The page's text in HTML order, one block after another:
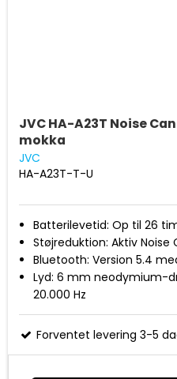
JVC HA-A23T Noise
mokka
JVC
HA-A23T-T-U
Batterilevetid: Op til 26
Støjreduktion: Aktiv
Bluetooth: Version 5.4
Lyd: 6 mm neodymium-
20.000 Hz
Funktioner: Lav
kontrol, USB‑C
Forventet levering 3-5